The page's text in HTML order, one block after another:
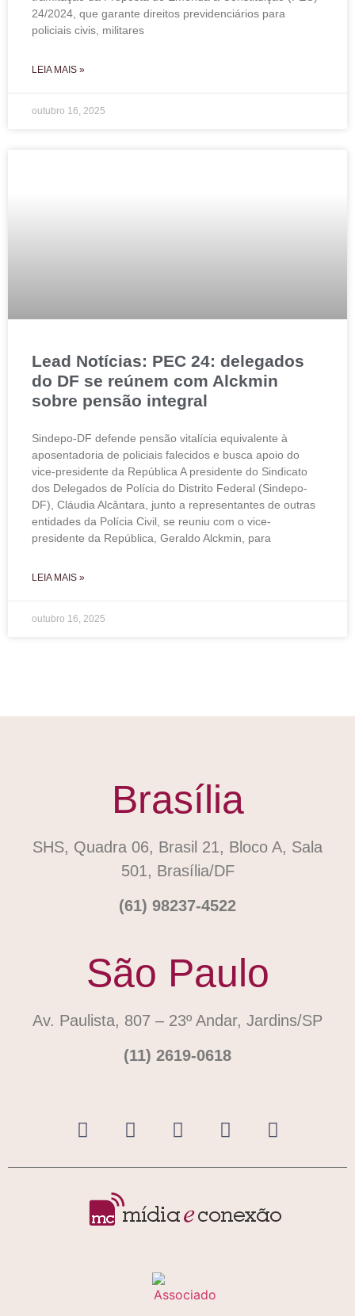
24/2024, que garante direitos previdenciários para
policiais civis, militares
LEIA MAIS »
outubro 16, 2025
Lead Notícias: PEC 24: delegados
do DF se reúnem com Alckmin
sobre pensão integral
Sindepo-DF defende pensão vitalícia equivalente à
aposentadoria de policiais falecidos e busca apoio do
vice-presidente da República A presidente do Sindicato
dos Delegados de Polícia do Distrito Federal (Sindepo-
DF), Cláudia Alcântara, junto a representantes de outras
entidades da Polícia Civil, se reuniu com o vice-
presidente da República, Geraldo Alckmin, para
LEIA MAIS »
outubro 16, 2025
Brasília
SHS, Quadra 06, Brasil 21, Bloco A, Sala
501, Brasília/DF
(61) 98237-4522
São Paulo
Av. Paulista, 807 – 23º Andar, Jardins/SP
(11) 2619-0618